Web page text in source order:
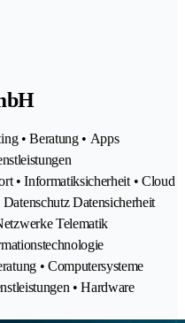
• Beratung • Apps
• Informatiksicherheit • Cloud
Datensicherheit
Telematik
• Computersysteme
• Hardware